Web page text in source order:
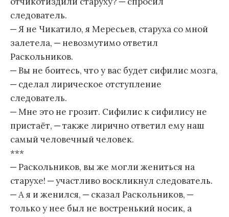
следователь.
─ Я не Чикатило, я Мересьев, старуха со мной
залетела, ─ невозмутимо ответил
Раскольников.
─ Вы не боитесь, что у вас будет сифилис мозга,
─ сделал лирическое отступление
следователь.
─ Мне это не грозит. Сифилис к сифилису не
пристаёт, ─ также лирично ответил ему наш
самый человечный человек.
***
─ Раскольников, вы же могли жениться на
старухе! ─ участливо воскликнул следователь.
─ А я и женился, ─ сказал Раскольников, ─
только у нее был не востренький носик, а